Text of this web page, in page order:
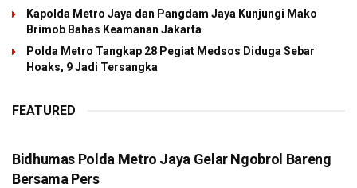
Kapolda Metro Jaya dan Pangdam Jaya Kunjungi Mako
Brimob Bahas Keamanan Jakarta
Polda Metro Tangkap 28 Pegiat Medsos Diduga Sebar
Hoaks, 9 Jadi Tersangka
FEATURED
Bidhumas Polda Metro Jaya Gelar Ngobrol Bareng
Bersama Pers